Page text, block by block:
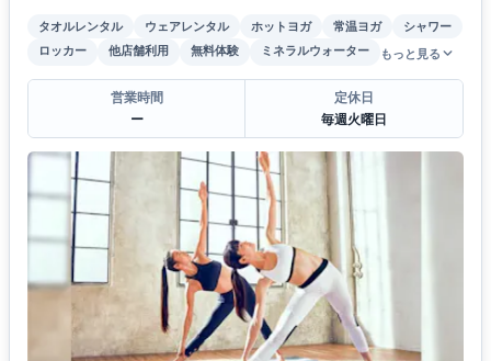
タオルレンタル ウェアレンタル ホットヨガ 常温ヨガ
シャワー
ロッカー
他店舗利用 無料体験 ミネラルウォーター もっと見る
営業時間
ー
定休日
毎週火曜日